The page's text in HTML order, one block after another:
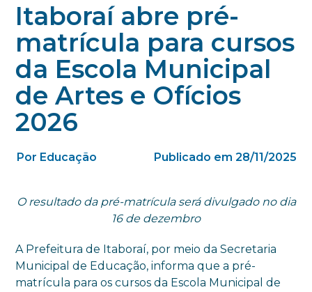
Itaboraí abre pré-
matrícula para cursos
da Escola Municipal
de Artes e Ofícios
2026
Por Educação Publicado em 28/11/2025
O resultado da pré-matrícula será divulgado no dia
16 de dezembro
A Prefeitura de Itaboraí, por meio da Secretaria
Municipal de Educação, informa que a pré-
matrícula para os cursos da Escola Municipal de